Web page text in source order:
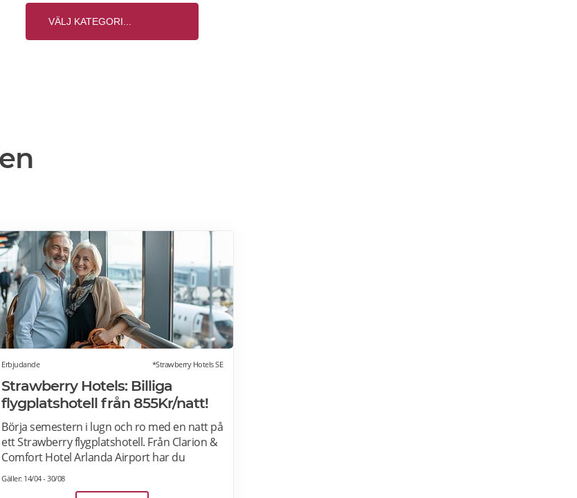
Erbjudande *Strawberry Hotels SE
Strawberry Hotels: Billiga
flygplatshotell från 855Kr/natt!
Börja semestern i lugn och ro med en natt på
ett Strawberry flygplatshotell. Från Clarion &
Comfort Hotel Arlanda Airport har du
gångavstånd till terminalerna, och från
Quality Hotel Arlanda XPO går gratis
Gäller: 14/04 - 30/08